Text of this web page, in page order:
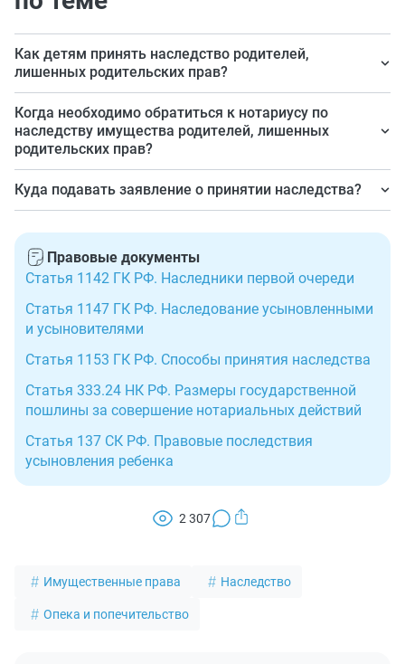
Как детям принять наследство родителей,
лишенных родительских прав?
Необходимо написать заявление и обратиться с ним к
нотариусу.
Когда необходимо обратиться к нотариусу по
наследству имущества родителей, лишенных
родительских прав?
В течение шести месяцев со дня открытия наследства.
Куда подавать заявление о принятии наследства?
месту жительства наследодателя.
Правовые документы
Статья 1142 ГК РФ. Наследники первой очереди
Статья 1147 ГК РФ. Наследование усыновленными
и усыновителями
Статья 1153 ГК РФ. Способы принятия наследства
Статья 333.24 НК РФ. Размеры государственной
пошлины за совершение нотариальных действий
Статья 137 СК РФ. Правовые последствия
усыновления ребенка
2 307
Имущественные права Наследство
Опека и попечительство